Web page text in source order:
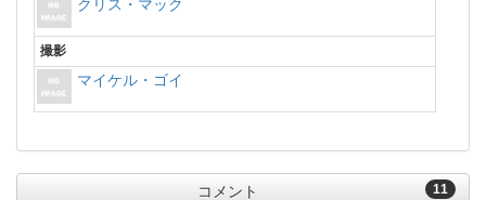
クリス・マック
撮影
マイケル・ゴイ
11
コメント